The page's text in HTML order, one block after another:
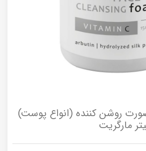
روشن کننده (انواع پوست)